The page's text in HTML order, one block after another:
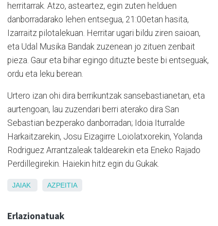
herritarrak. Atzo, asteartez, egin zuten helduen
danborradarako lehen entsegua, 21:00etan hasita,
Izarraitz pilotalekuan. Herritar ugari bildu ziren saioan,
eta Udal Musika Bandak zuzenean jo zituen zenbait
pieza. Gaur eta bihar egingo dituzte beste bi entseguak,
ordu eta leku berean.
Urtero izan ohi dira berrikuntzak sansebastianetan, eta
aurtengoan, lau zuzendari berri aterako dira San
Sebastian bezperako danborradan; Idoia Iturralde
Harkaitzarekin, Josu Eizagirre Loiolatxorekin, Yolanda
Rodriguez Arrantzaleak taldearekin eta Eneko Rajado
Perdillegirekin. Haiekin hitz egin du Gukak.
JAIAK AZPEITIA
Erlazionatuak